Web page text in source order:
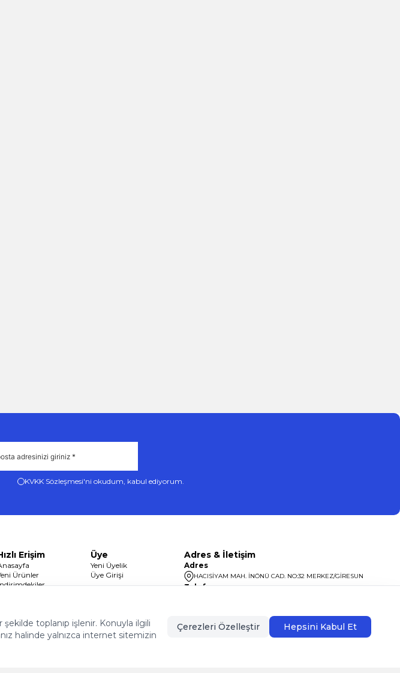
KVKK Sözleşmesi'ni okudum, kabul ediyorum.
Erişim
Ürünler
Üye
Yeni Üyelik
Üye Girişi
Adres & İletişim
Adres
HACISİYAM MAH. İNÖNÜ CAD. NO:32 MERKEZ/GİRESUN
Telefon
toplanıp işlenir. Konuyla ilgili
halinde yalnızca internet sitemizin
Çerezleri Özelleştir Hepsini Kabul Et